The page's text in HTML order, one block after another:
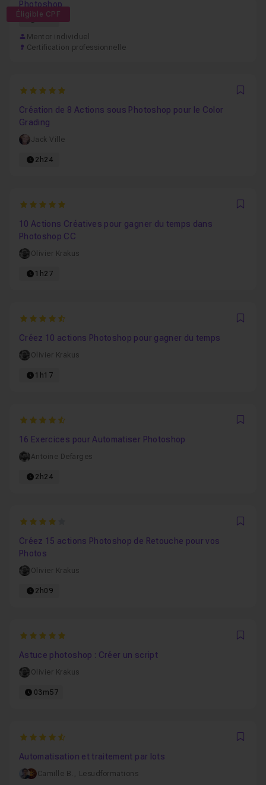
Éligible CPF
Photoshop
57h
Mentor individuel
Certification professionnelle
5
Création de 8 Actions sous Photoshop pour le Color
Grading
Jack Ville
2h24
5
10 Actions Créatives pour gagner du temps dans
Photoshop CC
Olivier Krakus
1h27
4.4
Créez 10 actions Photoshop pour gagner du temps
Olivier Krakus
1h17
4.5
16 Exercices pour Automatiser Photoshop
Antoine Defarges
2h24
4
Créez 15 actions Photoshop de Retouche pour vos
Photos
Olivier Krakus
2h09
5
Astuce photoshop : Créer un script
Olivier Krakus
03m57
4.64
Automatisation et traitement par lots
Camille B. , Lesudformations